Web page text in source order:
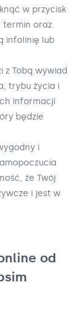
w przycisk
termin oraz
infolinię lub
z Tobą wywiad
trybu życia i
informacji
będzie
i
że Twój
i jest w
od